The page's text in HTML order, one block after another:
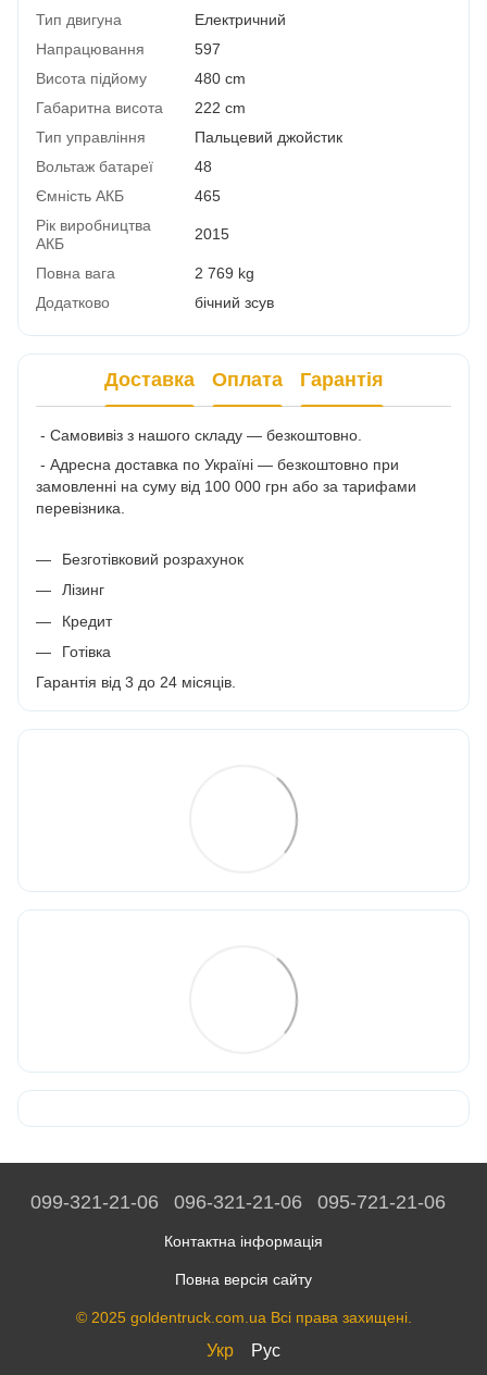
Тип двигуна
Електричний
Напрацювання
597
Висота підйому
480 cm
Габаритна висота
222 cm
Тип управління
Пальцевий джойстик
Вольтаж батареї
48
Ємність АКБ
465
Рік виробництва
АКБ
2015
Повна вага
2 769 kg
Додатково
бічний зсув
Доставка Оплата Гарантія
- Самовивіз з нашого складу — безкоштовно.
- Адресна доставка по Україні — безкоштовно при
замовленні на суму від 100 000 грн або за тарифами
перевізника.
Безготівковий розрахунок
Лізинг
Кредит
Готівка
Гарантія від 3 до 24 місяців.
099-321-21-06 096-321-21-06 095-721-21-06
Контактна інформація
Повна версія сайту
© 2025 goldentruck.com.ua Всі права захищені.
Укр Рус